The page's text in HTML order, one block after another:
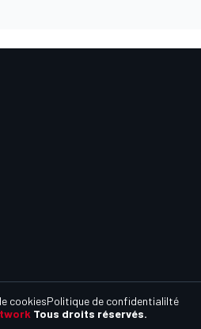
Tous droits réservés.
cookiesPolitique de confidentialilté